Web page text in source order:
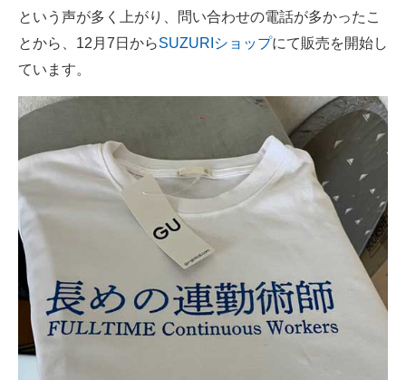
進化するPCとデバイスの未来
好きが集まる 比べて選べる
ビジネスと働き方のヒント
AI活用のいまが分かる
企業ITのトレンドを詳説
経営リーダーのコミュニティ
マーケ×ITの今がよく分かる
ITエンジニア向け専門サイト
企業向けIT製品の総合サイト
という声が多く上がり、問い合わせの電話が多かったこ
とから、12月7日からSUZURIショップにて販売を開始し
ています。